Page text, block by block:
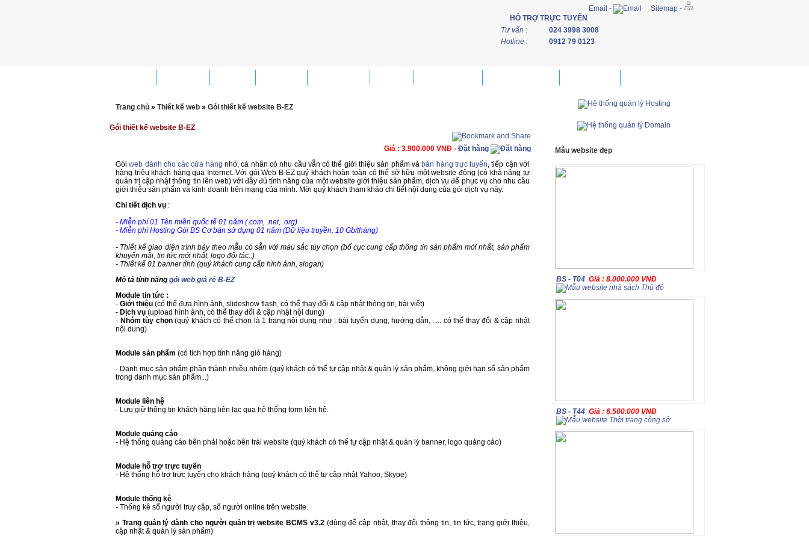
Email -
Sitemap -
HỖ TRỢ TRỰC TUYẾN
Tư vấn :
024 3998 3008
Hotline :
0912 79 0123
Trang chủ » Thiết kế web » Gói thiết kế website B-EZ
Gói thiết kế website B-EZ
Giá : 3.900.000 VNĐ - Đặt hàng
Góiweb dành cho các cửa hàng nhỏ, cá nhân có nhu cầu vẫn có thể giới thiệu sản phẩm và bán hàng trực tuyến, tiếp cận với
hàng triệu khách hàng qua Internet. Với gói Web B-EZ quý khách hoàn toàn có thể sở hữu một website động (có khả năng tự
quản trị cập nhật thông tin lên web) với đầy đủ tính năng của một website giới thiệu sản phẩm, dịch vụ để phục vụ cho nhu cầu
giới thiệu sản phẩm và kinh doanh trên mạng của mình. Mời quý khách tham khảo chi tiết nội dung của gói dịch vụ này.
Chi tiết dịch vụ :
- Miễn phí 01 Tên miền quốc tế 01 năm (.com, .net, .org)
- Miễn phí Hosting Gói BS Cơ bản sử dụng 01 năm (Dữ liệu truyền: 10 Gb/tháng)
- Thiết kế giao diện trình bày theo mẫu có sẵn với màu sắc tùy chọn (bố cục cung cấp thông tin sản phẩm mới nhất, sản phẩm
khuyến mãi, tin tức mới nhất, logo đối tác..)
- Thiết kế 01 banner tĩnh (quý khách cung cấp hình ảnh, slogan)
Mô tả tính năng gói web giá rẻ B-EZ
Module tin tức :
- Giới thiệu (có thể đưa hình ảnh, slideshow flash, có thể thay đổi & cập nhật thông tin, bài viết)
- Dịch vụ (upload hình ảnh, có thể thay đổi & cập nhật nội dung)
- Nhóm tùy chọn(quý khách có thể chọn là 1 trang nội dung như : bài tuyển dụng, hướng dẫn, ..... có thể thay đổi & cập nhật
nội dung)
Module sản phẩm (có tích hợp tính năng giỏ hàng)
- Danh mục sản phẩm phân thành nhiều nhóm (quý khách có thể tự cập nhật & quản lý sản phẩm, không giới hạn số sản phẩm
trong danh mục sản phẩm...)
Module liên hệ
- Lưu giữ thông tin khách hàng liên lạc qua hệ thống form liên hệ.
Module quảng cáo
- Hệ thống quảng cáo bên phải hoặc bên trái website (quý khách có thể tự cập nhật & quản lý banner, logo quảng cáo)
Module hỗ trợ trực tuyến
- Hệ thống hỗ trợ trực tuyến cho khách hàng (quý khách có thể tự cập nhật Yahoo, Skype)
Module thống kê
- Thống kê số người truy cập, số người online trên website.
» Trang quản lý dành cho người quản trị website BCMS v3.2 (dùng để cập nhật, thay đổi thông tin, tin tức, trang giới thiệu,
cập nhật & quản lý sản phẩm)
Mẫu website đẹp
BS - T04 Giá : 8.000.000 VNĐ
BS - T44 Giá : 6.500.000 VNĐ